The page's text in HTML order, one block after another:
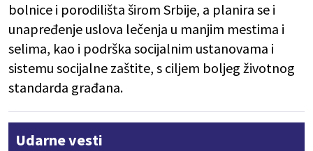
bolnice i porodilišta širom Srbije, a planira se i
unapređenje uslova lečenja u manjim mestima i
selima, kao i podrška socijalnim ustanovama i
sistemu socijalne zaštite, s ciljem boljeg životnog
standarda građana.
Udarne vesti